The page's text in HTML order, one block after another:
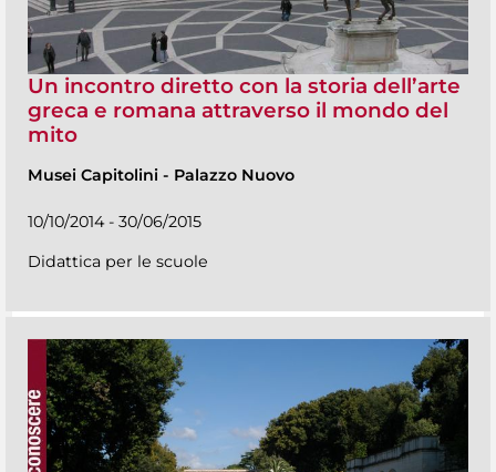
Un incontro diretto con la storia dell’arte
greca e romana attraverso il mondo del
mito
Musei Capitolini - Palazzo Nuovo
10/10/2014 - 30/06/2015
Didattica per le scuole